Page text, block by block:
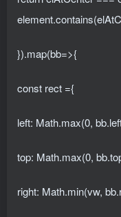
}).map(bb=>{
const rect ={
left: Math.max(0,
top: Math.max(0,
right: Math.min(vw,